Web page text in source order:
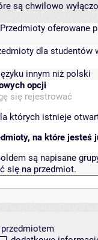
są chwilowo
Przedmioty oferowane
dla studentów
innym niż polski
opcji
się rejestrować
których istnieje
na które jesteś
są napisane
się na przedmiot.